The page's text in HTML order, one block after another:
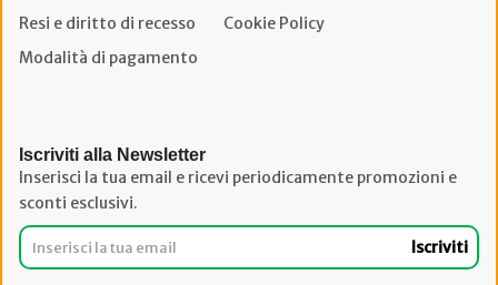
Resi e diritto di recesso
Cookie Policy
Modalità di pagamento
Iscriviti alla Newsletter
Inserisci la tua email e ricevi periodicamente promozioni e
sconti esclusivi.
Iscriviti